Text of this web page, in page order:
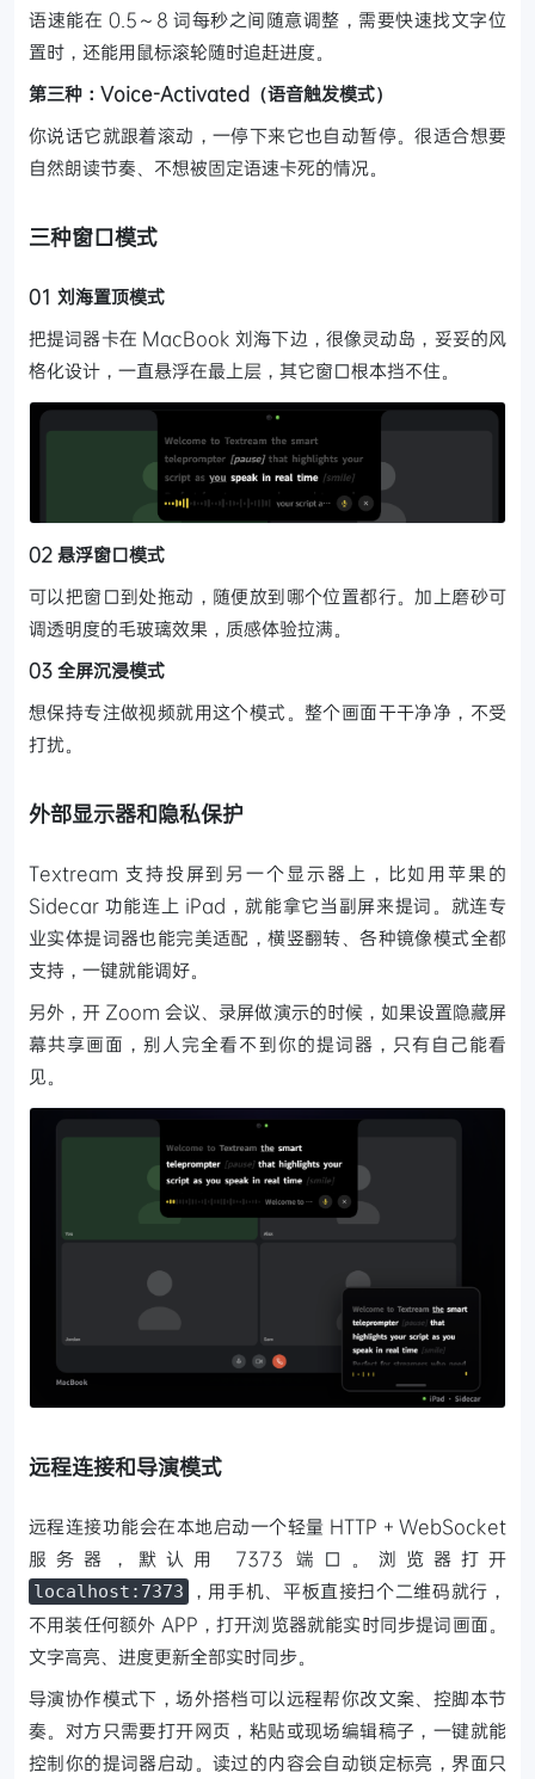
语速能在 0.5～8 词每秒之间随意调整，需要快速找文字位
置时，还能用鼠标滚轮随时追赶进度。
第三种：Voice-Activated（语音触发模式）
你说话它就跟着滚动，一停下来它也自动暂停。很适合想要
自然朗读节奏、不想被固定语速卡死的情况。
三种窗口模式
01 刘海置顶模式
把提词器卡在 MacBook 刘海下边，很像灵动岛，妥妥的风
格化设计，一直悬浮在最上层，其它窗口根本挡不住。
02 悬浮窗口模式
可以把窗口到处拖动，随便放到哪个位置都行。加上磨砂可
调透明度的毛玻璃效果，质感体验拉满。
03 全屏沉浸模式
想保持专注做视频就用这个模式。整个画面干干净净，不受
打扰。
外部显示器和隐私保护
Textream 支持投屏到另一个显示器上，比如用苹果的
Sidecar 功能连上 iPad，就能拿它当副屏来提词。就连专
业实体提词器也能完美适配，横竖翻转、各种镜像模式全都
支持，一键就能调好。
另外，开 Zoom 会议、录屏做演示的时候，如果设置隐藏屏
幕共享画面，别人完全看不到你的提词器，只有自己能看
见。
远程连接和导演模式
远程连接功能会在本地启动一个轻量 HTTP + WebSocket
服务器，默认用 7373 端口。浏览器打开
localhost:7373
，用手机、平板直接扫个二维码就行，
不用装任何额外 APP，打开浏览器就能实时同步提词画面。
文字高亮、进度更新全部实时同步。
导演协作模式下，场外搭档可以远程帮你改文案、控脚本节
奏。对方只需要打开网页，粘贴或现场编辑稿子，一键就能
控制你的提词器启动。读过的内容会自动锁定标亮，界面只